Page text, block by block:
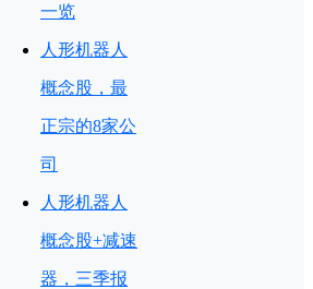
一览
人形机器人
概念股，最
正宗的8家公
司
人形机器人
概念股+减速
器，三季报